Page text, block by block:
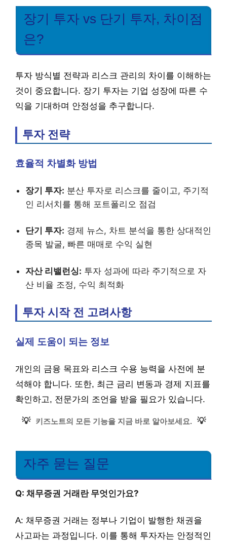
장기 투자 vs 단기 투자, 차이점
은?
투자 방식별 전략과 리스크 관리의 차이를 이해하는
것이 중요합니다. 장기 투자는 기업 성장에 따른 수
익을 기대하며 안정성을 추구합니다.
투자 전략
효율적 차별화 방법
장기 투자: 분산 투자로 리스크를 줄이고, 주기적
인 리서치를 통해 포트폴리오 점검
단기 투자: 경제 뉴스, 차트 분석을 통한 상대적인
종목 발굴, 빠른 매매로 수익 실현
자산 리밸런싱: 투자 성과에 따라 주기적으로 자
산 비율 조정, 수익 최적화
투자 시작 전 고려사항
실제 도움이 되는 정보
개인의 금융 목표와 리스크 수용 능력을 사전에 분
석해야 합니다. 또한, 최근 금리 변동과 경제 지표를
확인하고, 전문가의 조언을 받을 필요가 있습니다.
💡 키즈노트의 모든 기능을 지금 바로 알아보세요. 💡
자주 묻는 질문
Q: 채무증권 거래란 무엇인가요?
A: 채무증권 거래는 정부나 기업이 발행한 채권을
사고파는 과정입니다. 이를 통해 투자자는 안정적인